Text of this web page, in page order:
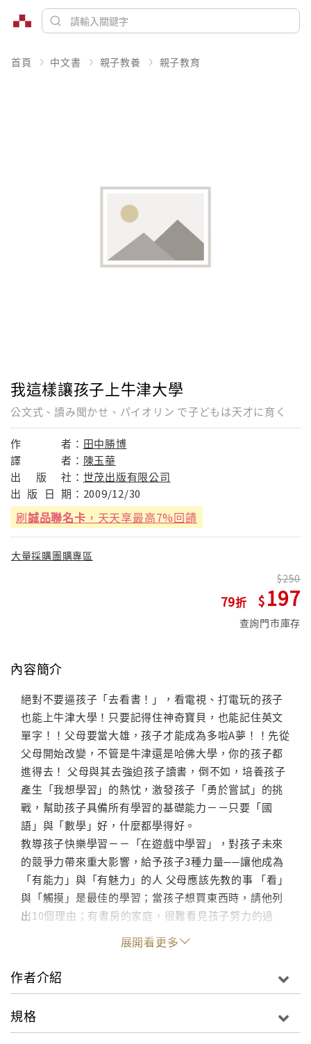
首頁 中文書 親子教養 親子教育
我這樣讓孩子上牛津大學
公文式、讀み聞かせ、パイオリン で子どもは天才に育く
作 者： 田中勝博
譯
者： 陳玉華
出
版 社： 世茂出版有限公司
出 版 日 期： 2009/12/30
刷誠品聯名卡 ，天天享最高7%回饋
大量採購團購專區
79
250
197
查詢門市庫存
內容簡介
絕對不要逼孩子「去看書！」，看電視、打電玩的孩子
也能上牛津大學！只要記得住神奇寶貝，也能記住英文
單字！！父母要當大雄，孩子才能成為多啦A夢！！先從
父母開始改變，不管是牛津還是哈佛大學，你的孩子都
進得去！ 父母與其去強迫孩子讀書，倒不如，培養孩子
產生「我想學習」的熱忱，激發孩子「勇於嘗試」的挑
戰，幫助孩子具備所有學習的基礎能力－－只要「國
語」與「數學」好，什麼都學得好。
教導孩子快樂學習－－「在遊戲中學習」，對孩子未來
的競爭力帶來重大影響，給予孩子3種力量──讓他成為
「有能力」與「有魅力」的人 父母應該先教的事 「看」
與「觸摸」是最佳的學習；當孩子想買東西時，請他列
出10個理由；有書房的家庭，很難看見孩子努力的過
程……。培養孩子的「學習意願」與「好奇心」！！
「功文式學習‧親子共讀‧小提琴」讓孩子成為資優 功文
式學習、親子共讀、小提琴可以讓孩子成為資優；只要
「國語」和「數學」好什麼都學得好；要從幼稚園開始
讓孩子具備「學力基礎」與「所有的可能性」！！讓孩
展開看更多
作者介紹
規格